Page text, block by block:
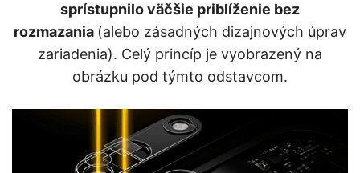
sprístupnilo väčšie priblíženie bez
rozmazania (alebo zásadných dizajnových úprav
zariadenia). Celý princíp je vyobrazený na
obrázku pod týmto odstavcom.